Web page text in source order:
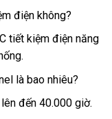
điện không?
tiết kiệm điện năng
là bao nhiêu?
đến 40.000 giờ.